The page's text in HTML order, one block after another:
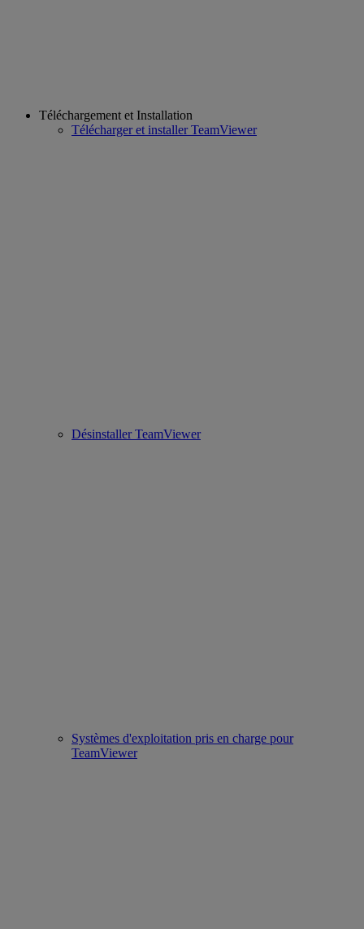
Téléchargement et Installation
Télécharger et installer TeamViewer
Désinstaller TeamViewer
Systèmes d'exploitation pris en charge pour
TeamViewer